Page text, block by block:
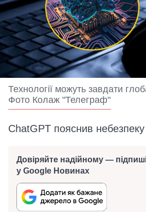
Технології можуть завдати
Фото Колаж "Телеграф"
ChatGPT пояснив небезпеку
Довіряйте надійному —
у Google Новинах